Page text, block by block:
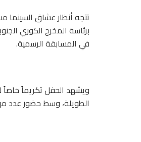
في المسابقة الرسمية.
ويشهد الحفل تكريماً خاصاً
الطويلة، وسط حضور عدد من